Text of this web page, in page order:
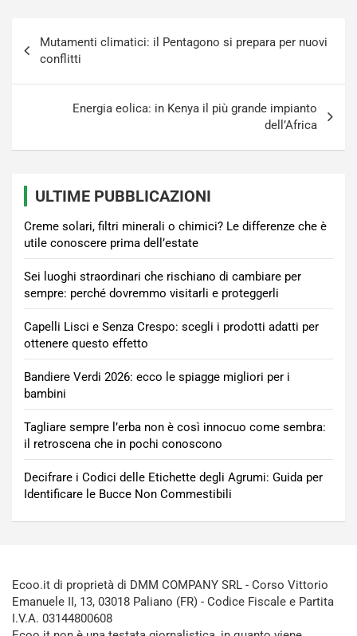
articoli
Mutamenti climatici: il Pentagono si prepara per nuovi
conflitti
Energia eolica: in Kenya il più grande impianto
dell’Africa
ULTIME PUBBLICAZIONI
Creme solari, filtri minerali o chimici? Le differenze che è
utile conoscere prima dell’estate
Sei luoghi straordinari che rischiano di cambiare per
sempre: perché dovremmo visitarli e proteggerli
Capelli Lisci e Senza Crespo: scegli i prodotti adatti per
ottenere questo effetto
Bandiere Verdi 2026: ecco le spiagge migliori per i
bambini
Tagliare sempre l’erba non è così innocuo come sembra:
il retroscena che in pochi conoscono
Decifrare i Codici delle Etichette degli Agrumi: Guida per
Identificare le Bucce Non Commestibili
Ecoo.it di proprietà di DMM COMPANY SRL - Corso Vittorio
Emanuele II, 13, 03018 Paliano (FR) - Codice Fiscale e Partita
I.V.A. 03144800608